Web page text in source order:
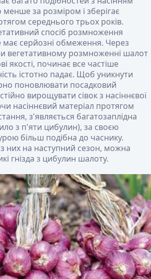
за розміром і зберігає
середнього трьох років.
спосіб розмноження
має серйозні обмеження. Через
вегетативному розмноженні шалот
якості, починає все частіше
істотно падає. Щоб уникнути
поновлювати посадковий
вирощувати сівок з насіннєвої
насіннєвий матеріал протягом
з'являється багатозаплідна
з п'яти цибулин), за своєю
більш подібна до часнику.
них на наступний сезон, можна
гнізда з цибулин шалоту.